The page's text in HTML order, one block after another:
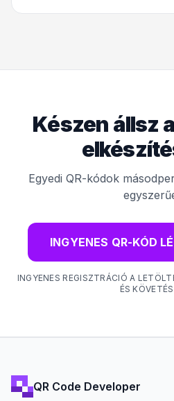
Készen állsz a
Egyedi QR-kódok
INGYENES QR-KÓD
INGYENES REGISZTRÁCIÓ A
ÉS
QR Code Developer